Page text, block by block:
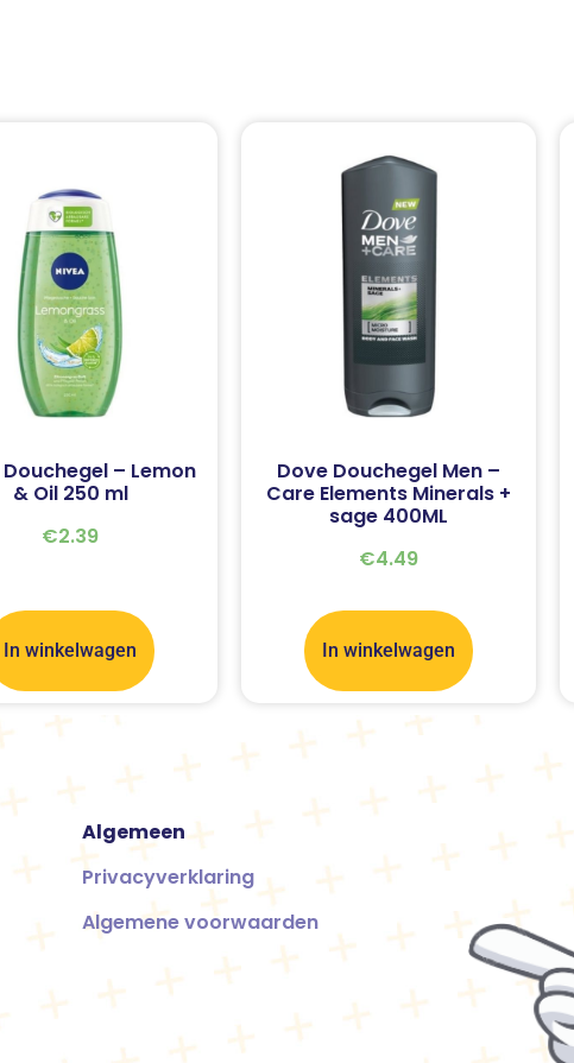
– Lemon
& Oil 250 ml
€2.39
In winkelwagen
Dove Douchegel Men –
Care Elements Minerals +
sage 400ML
€4.49
In winkelwagen
Algemeen
Privacyverklaring
Algemene voorwaarden